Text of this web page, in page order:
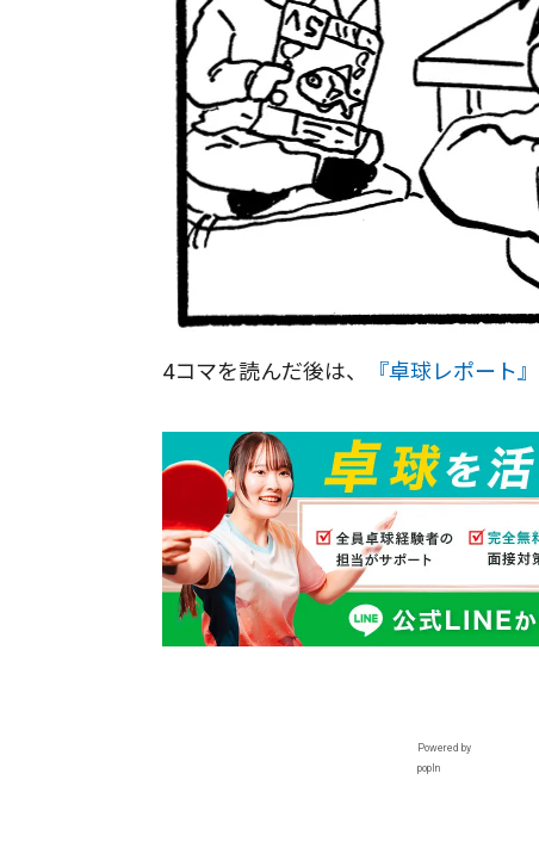
4コマを読んだ後は、 『卓球レポート』
Powered by
popIn